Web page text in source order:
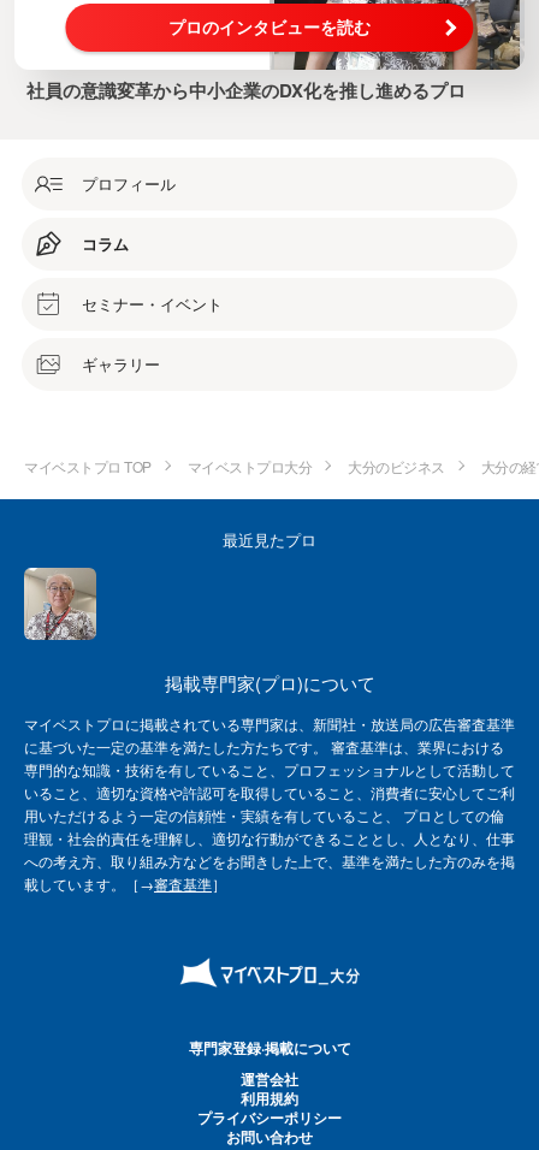
プロのインタビューを読む
社員の意識変革から中小企業のDX化を推し進めるプロ
プロフィール
コラム
セミナー・イベント
ギャラリー
マイベストプロ TOP マイベストプロ大分 大分のビジネス 大分の
最近見たプロ
掲載専門家(プロ)について
マイベストプロに掲載されている専門家は、新聞社・放送局の広告審査基準
に基づいた一定の基準を満たした方たちです。 審査基準は、業界における
専門的な知識・技術を有していること、プロフェッショナルとして活動して
いること、適切な資格や許認可を取得していること、消費者に安心してご利
用いただけるよう一定の信頼性・実績を有していること、 プロとしての倫
理観・社会的責任を理解し、適切な行動ができることとし、人となり、仕事
への考え方、取り組み方などをお聞きした上で、基準を満たした方のみを掲
載しています。［→審査基準］
専門家登録·掲載について
運営会社
利用規約
プライバシーポリシー
お問い合わせ